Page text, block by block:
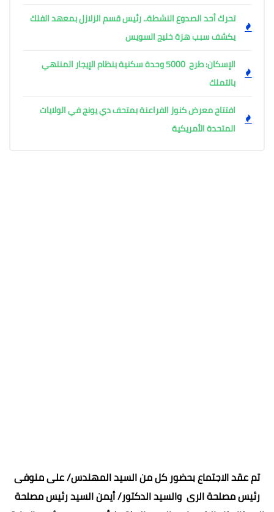
تحرك أحد الصدوع النشطة.. رئيس قسم الزلازل بمعهد الفلك
يكشف سبب هزة خليج السويس
الإسكان: طرح 5000 وحدة سكنية بنظام الإيجار المنتهي
بالتملك
افتتاح معرض كنوز الفراعنة بمتحف دي يونج في الولايات
المتحدة الأمريكية
تم عقد الاجتماع بحضور كل من السيد المهندس/ على منوفى
رئيس مصلحة الرى والسيد الدكتور/ أيمن السيد رئيس مصلحة